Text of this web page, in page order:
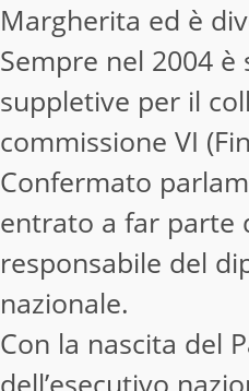
Margherita ed è
Sempre nel 2004
suppletive per il
commissione VI
Confermato
entrato a far parte
responsabile del
nazionale.
Con la nascita del